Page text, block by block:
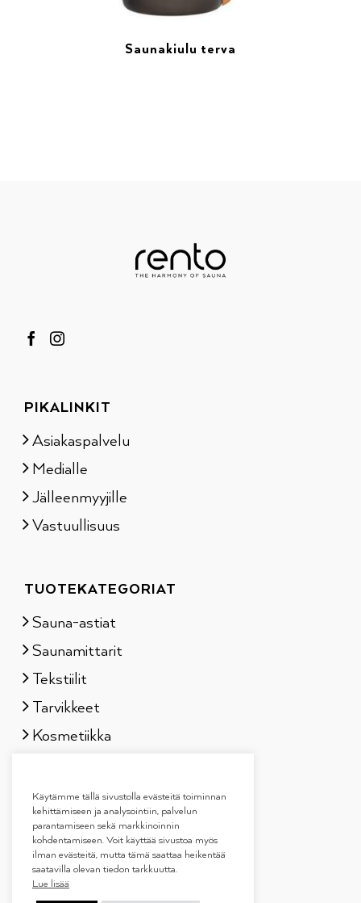
Saunakiulu terva
PIKALINKIT
Asiakaspalvelu
Medialle
Jälleenmyyjille
Vastuullisuus
TUOTEKATEGORIAT
Sauna-astiat
Saunamittarit
Tekstiilit
Tarvikkeet
Kosmetiikka
Lahjapakkaukset
Käytämme tällä sivustolla evästeitä toiminnan
kehittämiseen ja analysointiin, palvelun
parantamiseen sekä markkinoinnin
kohdentamiseen. Voit käyttää sivustoa myös
ilman evästeitä, mutta tämä saattaa heikentää
saatavilla olevan tiedon tarkkuutta.
Lue lisää